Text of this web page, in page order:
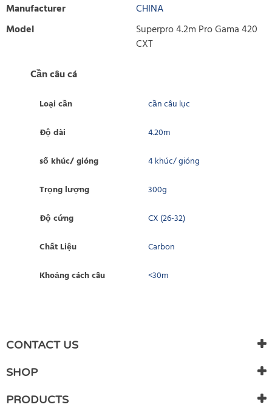
Manufacturer
CHINA
Model
Superpro 4.2m Pro Gama 420
CXT
Cần câu cá
Loại cần cần câu lục
Độ dài 4.20m
số khúc/ gióng 4 khúc/ gióng
Trọng lượng 300g
Độ cứng CX (26-32)
Chất Liệu Carbon
Khoảng cách câu <30m
There are currently no product reviews. Be the first who write
review
CONTACT US
SHOP
PRODUCTS